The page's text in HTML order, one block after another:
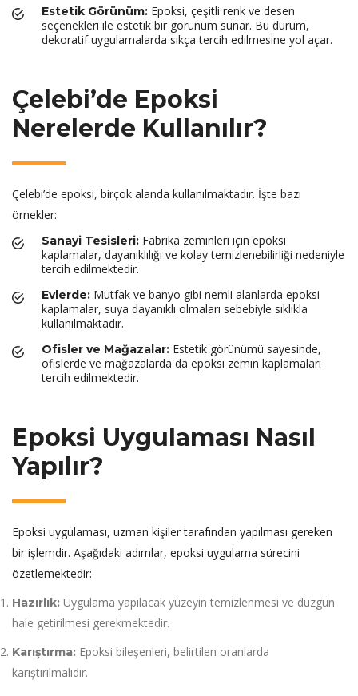
Estetik Görünüm: Epoksi, çeşitli renk ve desen
seçenekleri ile estetik bir görünüm sunar. Bu durum,
dekoratif uygulamalarda sıkça tercih edilmesine yol açar.
Çelebi’de Epoksi
Nerelerde Kullanılır?
Çelebi’de epoksi, birçok alanda kullanılmaktadır. İşte bazı
örnekler:
Sanayi Tesisleri: Fabrika zeminleri için epoksi
kaplamalar, dayanıklılığı ve kolay temizlenebilirliği nedeniyle
tercih edilmektedir.
Evlerde: Mutfak ve banyo gibi nemli alanlarda epoksi
kaplamalar, suya dayanıklı olmaları sebebiyle sıklıkla
kullanılmaktadır.
Ofisler ve Mağazalar: Estetik görünümü sayesinde,
ofislerde ve mağazalarda da epoksi zemin kaplamaları
tercih edilmektedir.
Epoksi Uygulaması Nasıl
Yapılır?
Epoksi uygulaması, uzman kişiler tarafından yapılması gereken
bir işlemdir. Aşağıdaki adımlar, epoksi uygulama sürecini
özetlemektedir:
Hazırlık: Uygulama yapılacak yüzeyin temizlenmesi ve düzgün
hale getirilmesi gerekmektedir.
Karıştırma: Epoksi bileşenleri, belirtilen oranlarda
karıştırılmalıdır.